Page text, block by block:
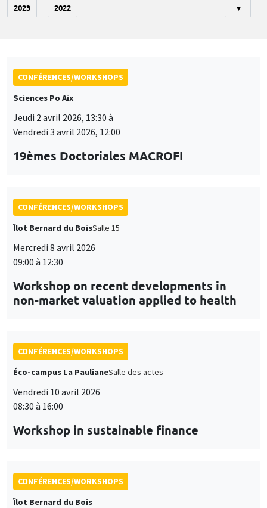
2023 2022 ▼
CONFÉRENCES/WORKSHOPS
Sciences Po Aix
Jeudi 2 avril 2026, 13:30 à
Vendredi 3 avril 2026, 12:00
19èmes Doctoriales MACROFI
CONFÉRENCES/WORKSHOPS
Îlot Bernard du BoisSalle 15
Mercredi 8 avril 2026
09:00 à 12:30
Workshop on recent developments in
non-market valuation applied to health
CONFÉRENCES/WORKSHOPS
Éco-campus La PaulianeSalle des actes
Vendredi 10 avril 2026
08:30 à 16:00
Workshop in sustainable finance
CONFÉRENCES/WORKSHOPS
Îlot Bernard du Bois